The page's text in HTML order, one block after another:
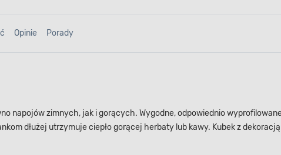
Opinie Porady
napojów zimnych, jak i gorących. Wygodne, odpowiednio
dłużej utrzymuje ciepło gorącej herbaty lub kawy. Kubek z